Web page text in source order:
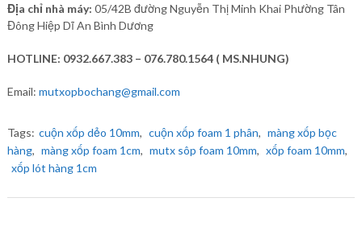
Địa chỉ nhà máy: 05/42B đường Nguyễn Thị Minh Khai Phường Tân
Đông Hiệp Dĩ An Bình Dương
HOTLINE: 0932.667.383 – 076.780.1564 ( MS.NHUNG)
Email: mutxopbochang@gmail.com
Tags: cuộn xốp dẻo 10mm, cuộn xốp foam 1 phân, màng xốp bọc
hàng, màng xốp foam 1cm, mutx sôp foam 10mm, xốp foam 10mm,
xốp lót hàng 1cm